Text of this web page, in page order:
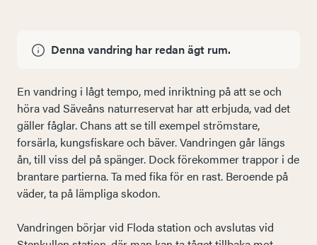
Denna vandring har redan ägt rum.
En vandring i lågt tempo, med inriktning på att se och
höra vad Säveåns naturreservat har att erbjuda, vad det
gäller fåglar. Chans att se till exempel strömstare,
forsärla, kungsfiskare och bäver. Vandringen går längs
ån, till viss del på spänger. Dock förekommer trappor i de
brantare partierna. Ta med fika för en rast. Beroende på
väder, ta på lämpliga skodon.
Vandringen börjar vid Floda station och avslutas vid